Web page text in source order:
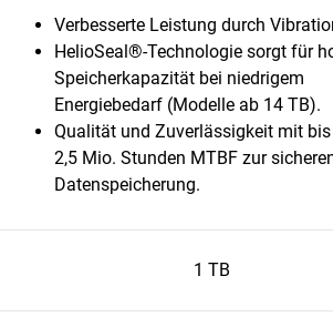
Verbesserte Leistung durch
HelioSeal®-Technologie sorgt für
Speicherkapazität bei niedrigem
Energiebedarf (Modelle ab 14 TB).
Qualität und Zuverlässigkeit mit bis
2,5 Mio. Stunden MTBF zur
Datenspeicherung.
1 TB